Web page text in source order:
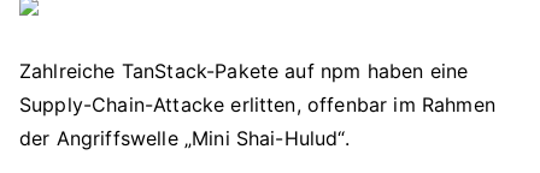
Zahlreiche TanStack-Pakete auf npm haben eine
Supply-Chain-Attacke erlitten, offenbar im Rahmen
der Angriffswelle „Mini Shai-Hulud“.